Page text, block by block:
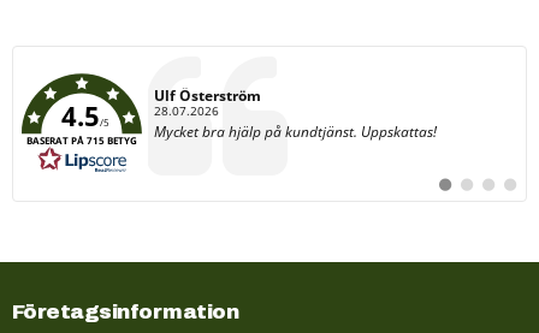
4.5/5
BASERAT PÅ 715 BETYG
Författare:
Ulf Österström
Datum:
28.07.2026
Text:
Mycket bra hjälp på kundtjänst. Uppskattas!
Byt
till
Byt
till
Byt
till
Byt
till
Företagsinformation